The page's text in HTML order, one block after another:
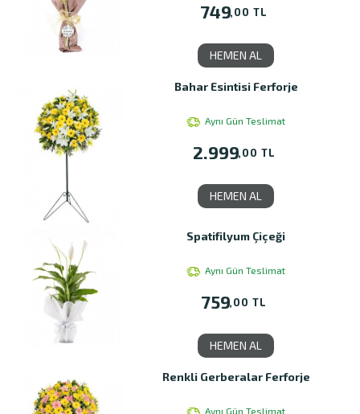
749,00 TL
HEMEN AL
Bahar Esintisi Ferforje
Aynı Gün Teslimat
2.999,00 TL
HEMEN AL
Spatifilyum Çiçeği
Aynı Gün Teslimat
759,00 TL
HEMEN AL
Renkli Gerberalar Ferforje
Aynı Gün Teslimat